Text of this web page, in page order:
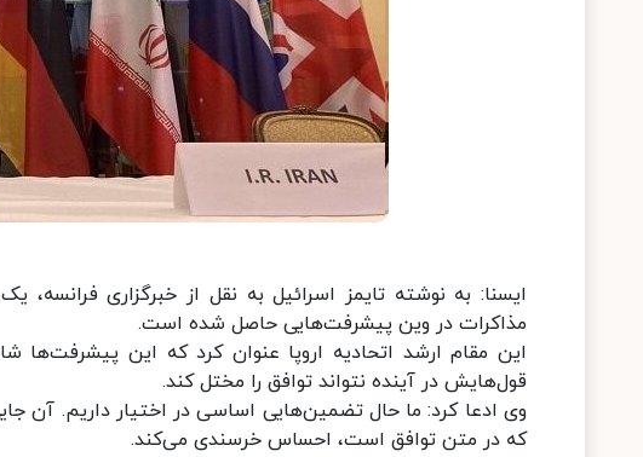
ایسنا: به نوشته تایمز اسرائیل به نقل از خبرگزاری فرانسه،
مذاکرات در وین پیشرفت‌هایی حاصل شده است.
این مقام ارشد اتحادیه اروپا عنوان کرد که این
قول‌هایش در آینده نتواند توافق را مختل کند.
وی ادعا کرد: ما حال تضمین‌هایی اساسی در اختیار داریم. آن
که در متن توافق است، احساس خرسندی می‌کند.